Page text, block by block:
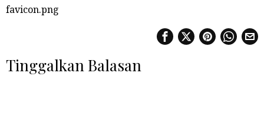
favicon.png
Tinggalkan Balasan